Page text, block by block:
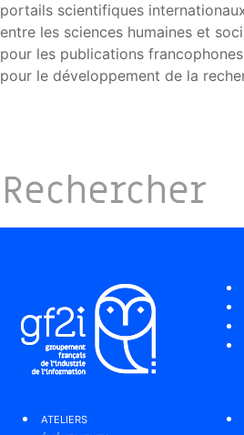
portails scientifiques
entre les sciences humaines et
pour les publications
pour le développement de la
ATELIERS